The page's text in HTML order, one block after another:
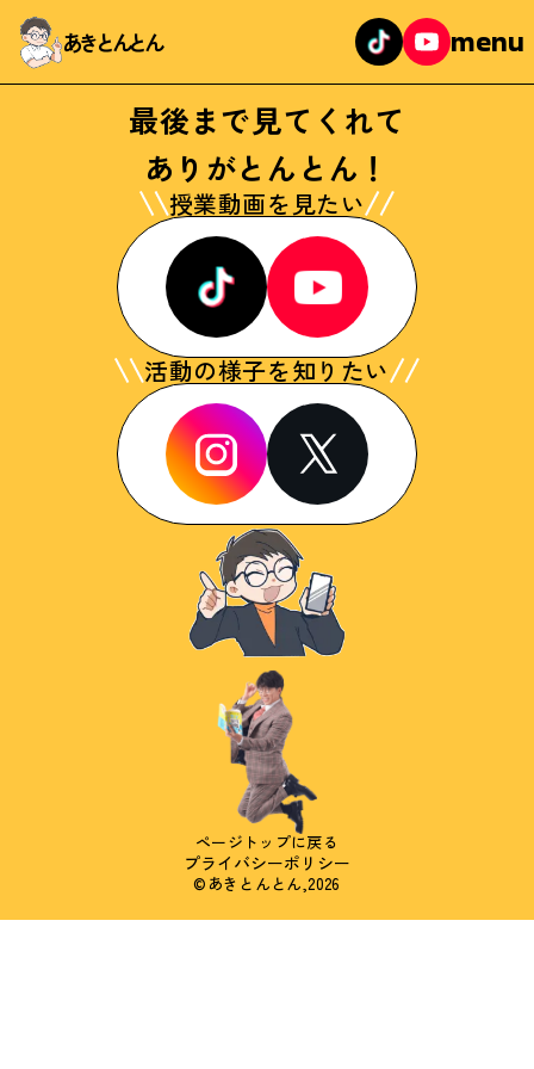
あきとんとん menu
最後まで見てくれて
ありがとんとん！
授業動画を見たい
活動の様子を知りたい
ページトップに戻る
プライバシーポリシー
©あきとんとん,2026